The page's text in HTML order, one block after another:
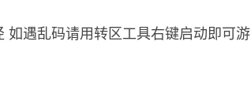
遇乱码请用转区工具右键启动即可游